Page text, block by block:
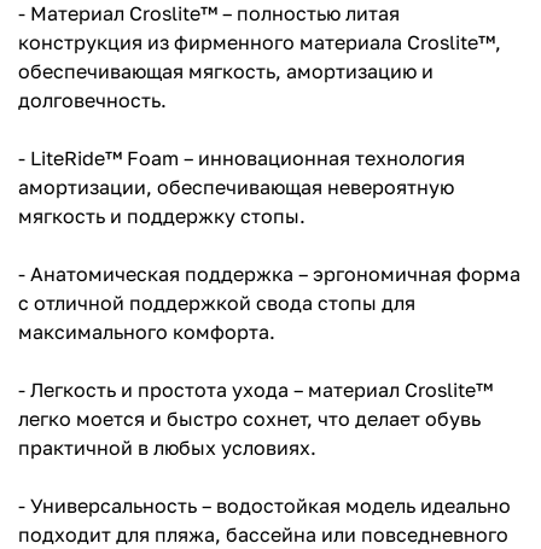
- Материал Croslite™ – полностью литая
конструкция из фирменного материала Croslite™,
обеспечивающая мягкость, амортизацию и
долговечность.
- LiteRide™ Foam – инновационная технология
амортизации, обеспечивающая невероятную
мягкость и поддержку стопы.
- Анатомическая поддержка – эргономичная форма
с отличной поддержкой свода стопы для
максимального комфорта.
- Легкость и простота ухода – материал Croslite™
легко моется и быстро сохнет, что делает обувь
практичной в любых условиях.
- Универсальность – водостойкая модель идеально
подходит для пляжа, бассейна или повседневного